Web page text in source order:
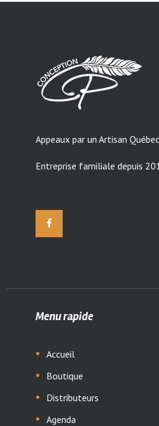
Appeaux par un Artisan
Entreprise familiale depuis
Menu rapide
Accueil
Boutique
Distributeurs
Agenda